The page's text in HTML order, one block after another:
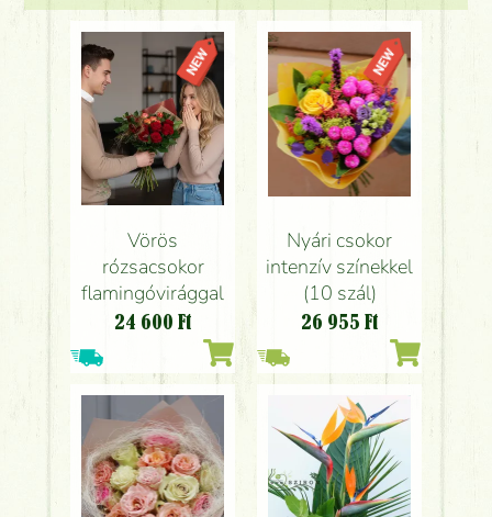
Vörös
rózsacsokor
flamingóvirággal
24 600 Ft
Nyári csokor
intenzív színekkel
(10 szál)
26 955 Ft